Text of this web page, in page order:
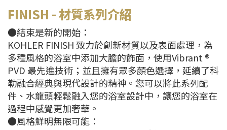
FINISH - 材質系列介紹
●結束是新的開始：
KOHLER FINISH 致力於創新材質以及表面處理，為
多種風格的浴室中添加大膽的飾面，使用Vibrant ®
PVD 最先進技術；並且擁有眾多顏色選擇，延續了科
勒融合經典與現代設計的精神。您可以將此系列配
件、水龍頭輕鬆融入您的浴室設計中，讓您的浴室在
過程中感覺更加奢華。
●風格鮮明無限可能：